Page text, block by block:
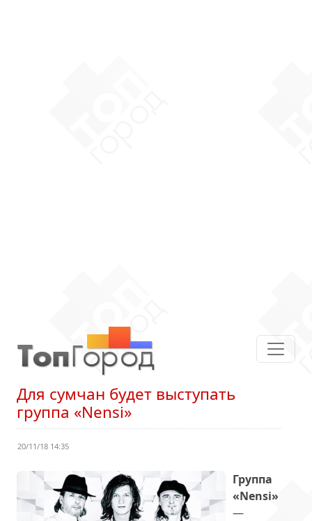
Для сумчан будет выступать
группа «Nensi»
20/11/18 14:35
Группа
«Nensi»
—